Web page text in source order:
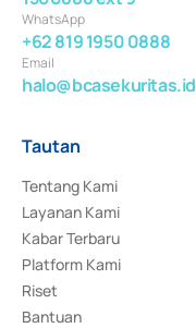
WhatsApp
+62 819 1950 0888
Email
halo@bcasekuritas.id
Tautan
Tentang Kami
Layanan Kami
Kabar Terbaru
Platform Kami
Riset
Bantuan